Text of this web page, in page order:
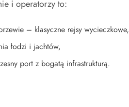
i operatorzy to:
– klasyczne rejsy wycieczkowe,
łodzi i jachtów,
port z bogatą infrastrukturą.